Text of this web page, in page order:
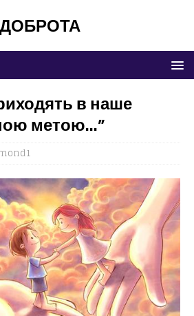
ДОБРОТА
в наше
метою…”